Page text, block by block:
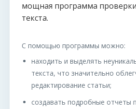
мощная программа
текста.
С помощью программы можно:
находить и выделять
текста, что значительно
редактирование статьи;
создавать подробные отчеты